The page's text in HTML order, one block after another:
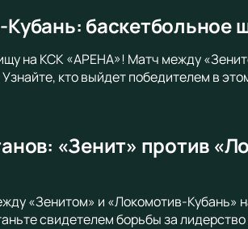
баскетбольное
на КСК «АРЕНА»! Матч между
кто выйдет победителем в
«Зенит» против
«Зенитом» и «Локомотив-Кубань»
свидетелем борьбы за